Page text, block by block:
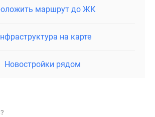
маршрут до ЖК
на карте
Новостройки рядом